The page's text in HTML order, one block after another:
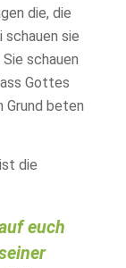
die, die
schauen sie
schauen
Gottes
Grund beten
die
euch